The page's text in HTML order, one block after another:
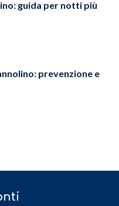
guida per notti più
prevenzione e